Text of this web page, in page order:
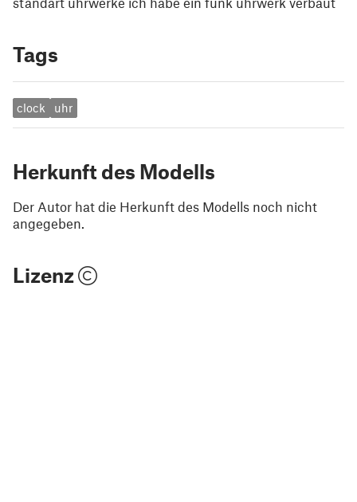
Tags
clock uhr
Herkunft des Modells
Der Autor hat die Herkunft des Modells noch nicht
angegeben.
Lizenz